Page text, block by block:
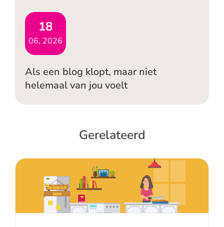
18
06, 2026
Als een blog klopt, maar niet
helemaal van jou voelt
Gerelateerd
Een kijkje in de keuken: de baat van
kennismanagement